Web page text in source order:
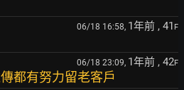
06/18 16:58, 1年前 , 41 F
06/18 23:09, 1年前 , 42F
都有努力留老客戶